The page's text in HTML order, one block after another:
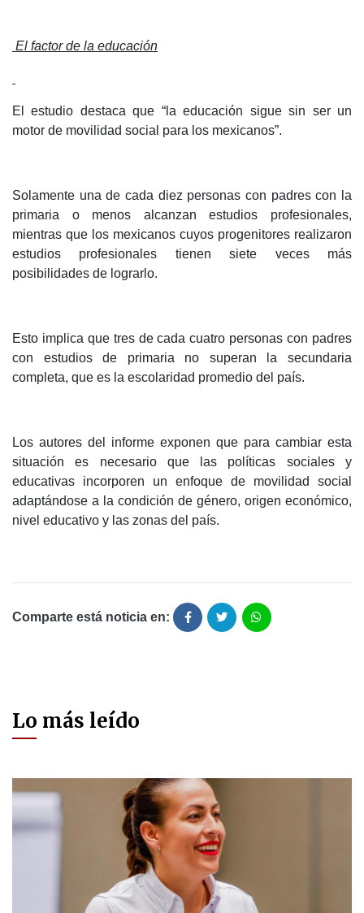
El factor de la educación
El estudio destaca que “la educación sigue sin ser un
motor de movilidad social para los mexicanos”.
Solamente una de cada diez personas con padres con la
primaria o menos alcanzan estudios profesionales,
mientras que los mexicanos cuyos progenitores realizaron
estudios profesionales tienen siete veces más
posibilidades de lograrlo.
Esto implica que tres de cada cuatro personas con padres
con estudios de primaria no superan la secundaria
completa, que es la escolaridad promedio del país.
Los autores del informe exponen que para cambiar esta
situación es necesario que las políticas sociales y
educativas incorporen un enfoque de movilidad social
adaptándose a la condición de género, origen económico,
nivel educativo y las zonas del país.
Comparte está noticia en:
Lo más leído